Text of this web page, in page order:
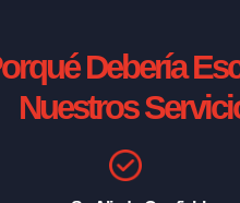
Debería
Nuestros